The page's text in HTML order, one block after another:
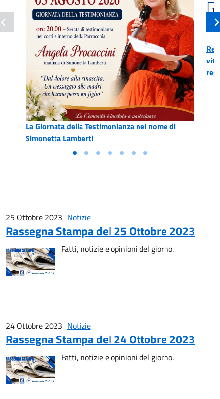
La Giornata della Testimonianza nel nome di
Simonetta Lamberti
25 Ottobre 2023 Notizie
Rassegna Stampa del 25 Ottobre 2023
Fatti, notizie e opinioni del giorno.
24 Ottobre 2023 Notizie
Rassegna Stampa del 24 Ottobre 2023
Fatti, notizie e opinioni del giorno.